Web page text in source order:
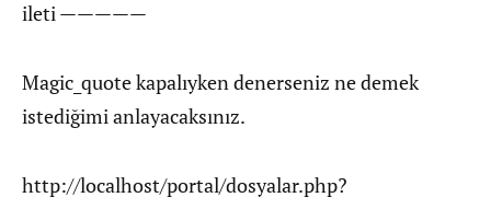
ileti —————
Magic_quote kapalıyken denerseniz ne demek
istediğimi anlayacaksınız.
http://localhost/portal/dosyalar.php?